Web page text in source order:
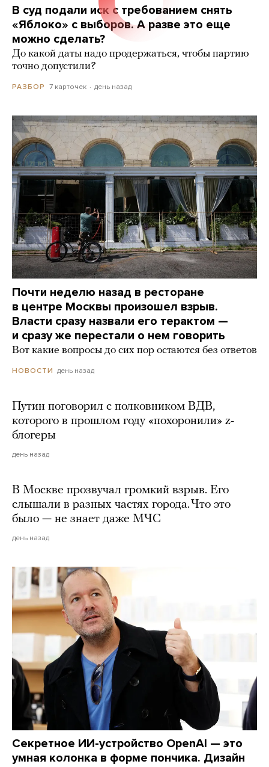
В суд подали иск с требованием снять
«Яблоко» с выборов. А разве это еще
можно сделать?
До какой даты надо продержаться, чтобы партию
точно допустили?
РАЗБОР 7 карточек день назад
Почти неделю назад в ресторане
в центре Москвы произошел взрыв.
Власти сразу назвали его терактом —
и сразу же перестали о нем говорить
Вот какие вопросы до сих пор остаются без ответов
НОВОСТИ день назад
Путин поговорил с полковником ВДВ,
которого в прошлом году «похоронили» z-
блогеры
день назад
В Москве прозвучал громкий взрыв. Его
слышали в разных частях города. Что это
было — не знает даже МЧС
день назад
Секретное ИИ-устройство OpenAI — это
умная колонка в форме пончика. Дизайн